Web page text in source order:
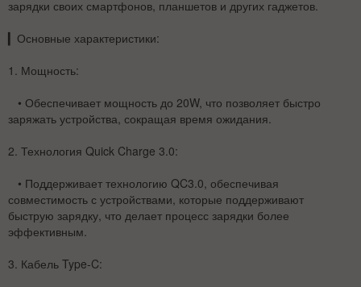
зарядки своих смартфонов, планшетов и других гаджетов.
Основные характеристики:
1. Мощность:
• Обеспечивает мощность до 20W, что позволяет быстро
заряжать устройства, сокращая время ожидания.
2. Технология Quick Charge 3.0:
• Поддерживает технологию QC3.0, обеспечивая
совместимость с устройствами, которые поддерживают
быструю зарядку, что делает процесс зарядки более
эффективным.
3. Кабель Type-C: